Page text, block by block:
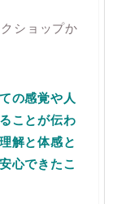
ショップか
の感覚や人
ことが伝わ
解と体感と
心できたこ